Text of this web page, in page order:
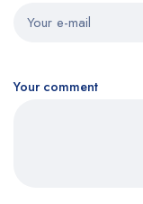
Your comment